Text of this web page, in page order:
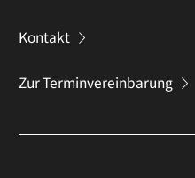
Kontakt
Zur Terminvereinbarung